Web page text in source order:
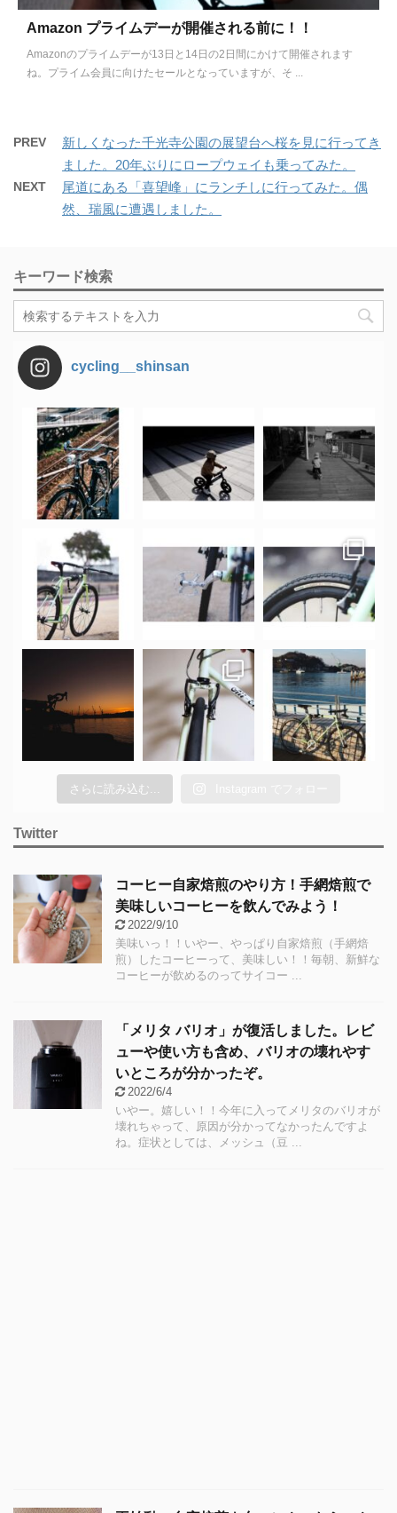
Amazon プライムデーが開催される前に！！
Amazonのプライムデーが13日と14日の2日間にかけて開催されます
ね。プライム会員に向けたセールとなっていますが、そ ...
PREV
新しくなった千光寺公園の展望台へ桜を見に行ってき
ました。20年ぶりにロープウェイも乗ってみた。
NEXT
尾道にある「喜望峰」にランチしに行ってみた。偶
然、瑞風に遭遇しました。
キーワード検索
cycling__shinsan
さらに読み込む...
Twitter
コーヒー自家焙煎のやり方！手網焙煎で
美味しいコーヒーを飲んでみよう！
2022/9/10
美味いっ！！いやー、やっぱり自家焙煎（手網焙
煎）したコーヒーって、美味しい！！毎朝、新鮮な
コーヒーが飲めるのってサイコー ...
「メリタ バリオ」が復活しました。レビ
ューや使い方も含め、バリオの壊れやす
いところが分かったぞ。
2022/6/4
いやー。嬉しい！！今年に入ってメリタのバリオが
壊れちゃって、原因が分かってなかったんですよ
ね。症状としては、メッシュ（豆 ...